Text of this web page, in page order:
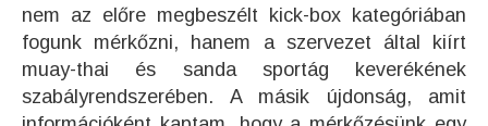
nem az előre megbeszélt kick-box kategóriában
fogunk mérkőzni, hanem a szervezet által kiírt
muay-thai és sanda sportág keverékének
szabályrendszerében. A másik újdonság, amit